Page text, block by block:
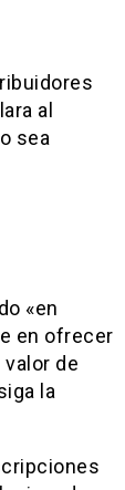
al
sea
«en
en ofrecer
de
la